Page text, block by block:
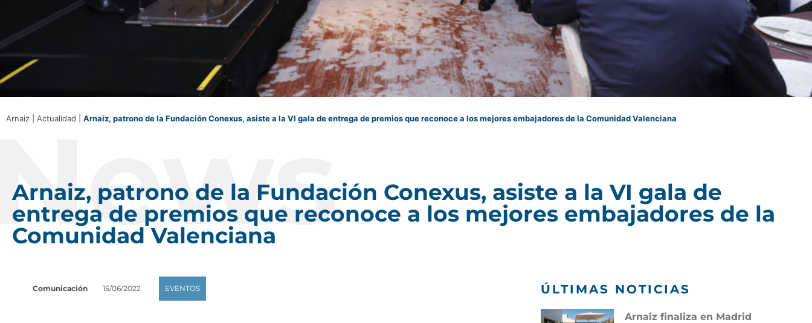
Arnaiz Actualidad Arnaiz, patrono de la Fundación Conexus, asiste a la VI gala de entrega de premios que reconoce a los mejores embajadores de la Comunidad Valenciana
Arnaiz, patrono de la Fundación Conexus, asiste a la VI gala de
entrega de premios que reconoce a los mejores embajadores de la
Comunidad Valenciana
Comunicación 15/06/2022 EVENTOS ÚLTIMAS NOTICIAS
Arnaiz finaliza en Madrid